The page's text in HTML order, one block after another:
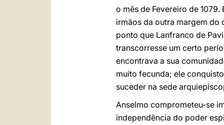
o mês de Fevereiro de
irmãos da outra margem do
ponto que Lanfranco de
transcorresse um certo
encontrava a sua
muito fecunda; ele
suceder na sede
Anselmo comprometeu-se
independência do poder